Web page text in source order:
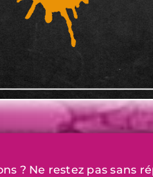
? Ne restez pas sans